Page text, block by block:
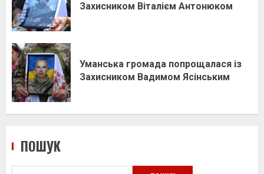
Захисником Віталієм Антонюком
Уманська громада попрощалася із
Захисником Вадимом Ясінським
ПОШУК